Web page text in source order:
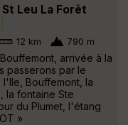
Leu La Forêt
12 km 790 m
arrivée à la
passerons par le
l'Ile, Bouffemont, la
la fontaine Ste
du Plumet, l'étang
»